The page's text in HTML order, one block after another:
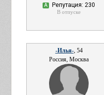
А Репутация: 230
В отпуске
-Илья-, 54
Россия, Москва